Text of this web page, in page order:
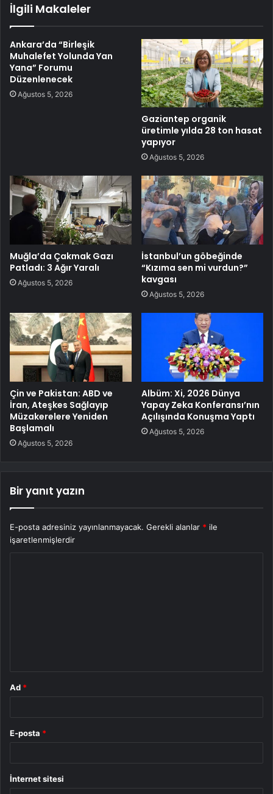
İlgili Makaleler
Ankara’da “Birleşik
Muhalefet Yolunda Yan
Yana” Forumu
Düzenlenecek
Ağustos 5, 2026
Gaziantep organik
üretimle yılda 28 ton hasat
yapıyor
Ağustos 5, 2026
Muğla’da Çakmak Gazı
Patladı: 3 Ağır Yaralı
Ağustos 5, 2026
İstanbul’un göbeğinde
“Kızıma sen mi vurdun?”
kavgası
Ağustos 5, 2026
Çin ve Pakistan: ABD ve
İran, Ateşkes Sağlayıp
Müzakerelere Yeniden
Başlamalı
Ağustos 5, 2026
Albüm: Xi, 2026 Dünya
Yapay Zeka Konferansı’nın
Açılışında Konuşma Yaptı
Ağustos 5, 2026
Bir yanıt yazın
E-posta adresiniz yayınlanmayacak. Gerekli alanlar * ile
işaretlenmişlerdir
Ad *
E-posta *
İnternet sitesi